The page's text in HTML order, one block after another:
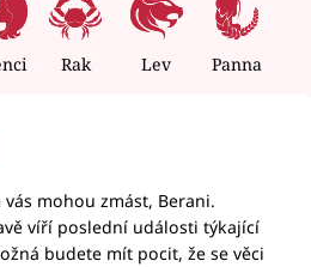
Rak Lev Panna
mohou zmást, Berani.
víří poslední události týkající
budete mít pocit, že se věci